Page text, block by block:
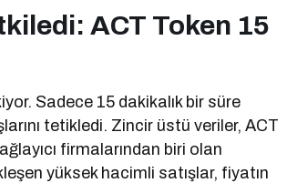
ACT Token 15
Sadece 15 dakikalık bir süre
tetikledi. Zincir üstü veriler, ACT
firmalarından biri olan
yüksek hacimli satışlar, fiyatın